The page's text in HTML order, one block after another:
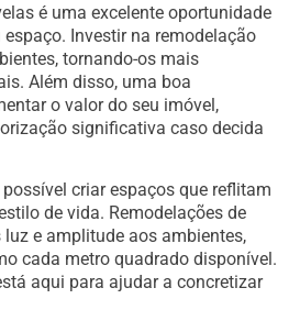
é uma excelente oportunidade
Investir na remodelação
tornando-os mais
Além disso, uma boa
o valor do seu imóvel,
significativa caso decida
criar espaços que reflitam
de vida. Remodelações de
e amplitude aos ambientes,
cada metro quadrado disponível.
aqui para ajudar a concretizar